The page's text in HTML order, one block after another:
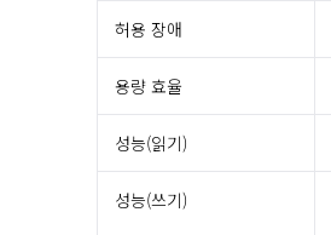
허용 장애
용량 효율
성능(읽기)
성능(쓰기)